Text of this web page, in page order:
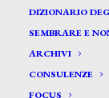
DIZIONARIO
SEMBRARE E
ARCHIVI
CONSULENZE
FOCUS